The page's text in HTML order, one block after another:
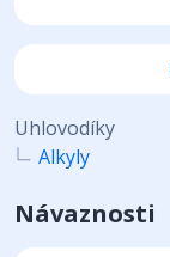
Uhlovodíky
Alkyly
Návaznosti